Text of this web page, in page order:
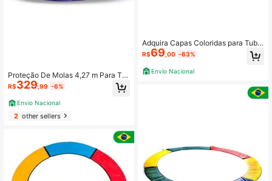
Proteção De Molas 4,27 m Para To
das Cama Elástica - Excelência na
Qualidade e Alta Durabilidade.
R$329 ,99 -6%
Envio Nacional
2other sellers
Adquira Capas Coloridas para Tubo
s de Cama Elástica Pula Pula - 10 u
nidades
R$69 ,00 -63%
Envio Nacional